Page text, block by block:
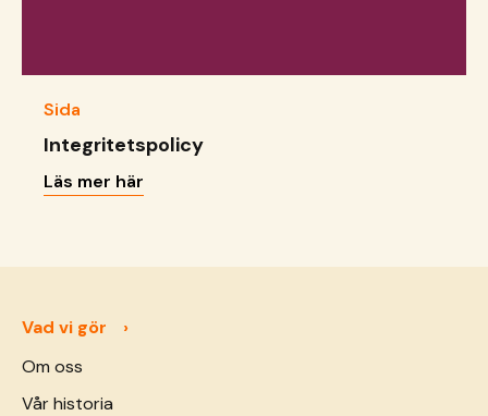
Sida
Integritetspolicy
Läs mer här
Vad vi gör
Om oss
Vår historia